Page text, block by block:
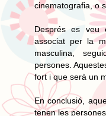
cinematografia, o
Després es
associat per la
masculina,
persones.
fort i que serà un
En conclusió,
tenen les